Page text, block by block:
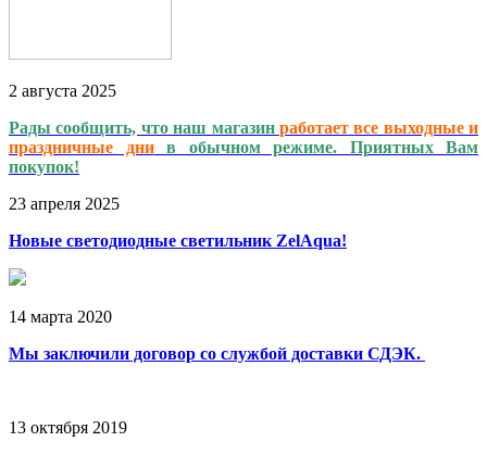
2 августа 2025
Рады сообщить, что наш магазин работает все выходные и
праздничные днив обычном режиме. Приятных Вам
покупок!
23 апреля 2025
Новые светодиодные светильник ZelAqua!
14 марта 2020
Мы заключили договор со службой доставки СДЭК.
13 октября 2019